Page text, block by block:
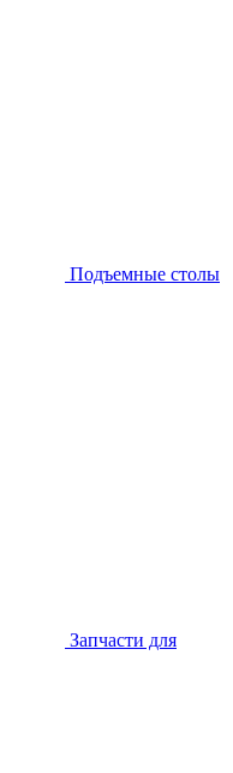
Подъемные столы
Запчасти для